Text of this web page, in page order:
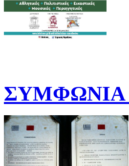
ΣΥΜΦΩΝΙΑ